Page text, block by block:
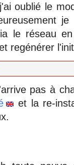
oublié le
le réseau
regénérer
pas à
et la re-